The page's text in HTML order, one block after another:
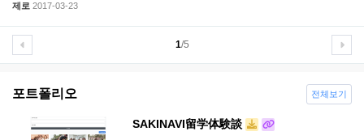
제로 2017-03-23
1/5
포트폴리오
SAKINAVI留学体験談
전체보기